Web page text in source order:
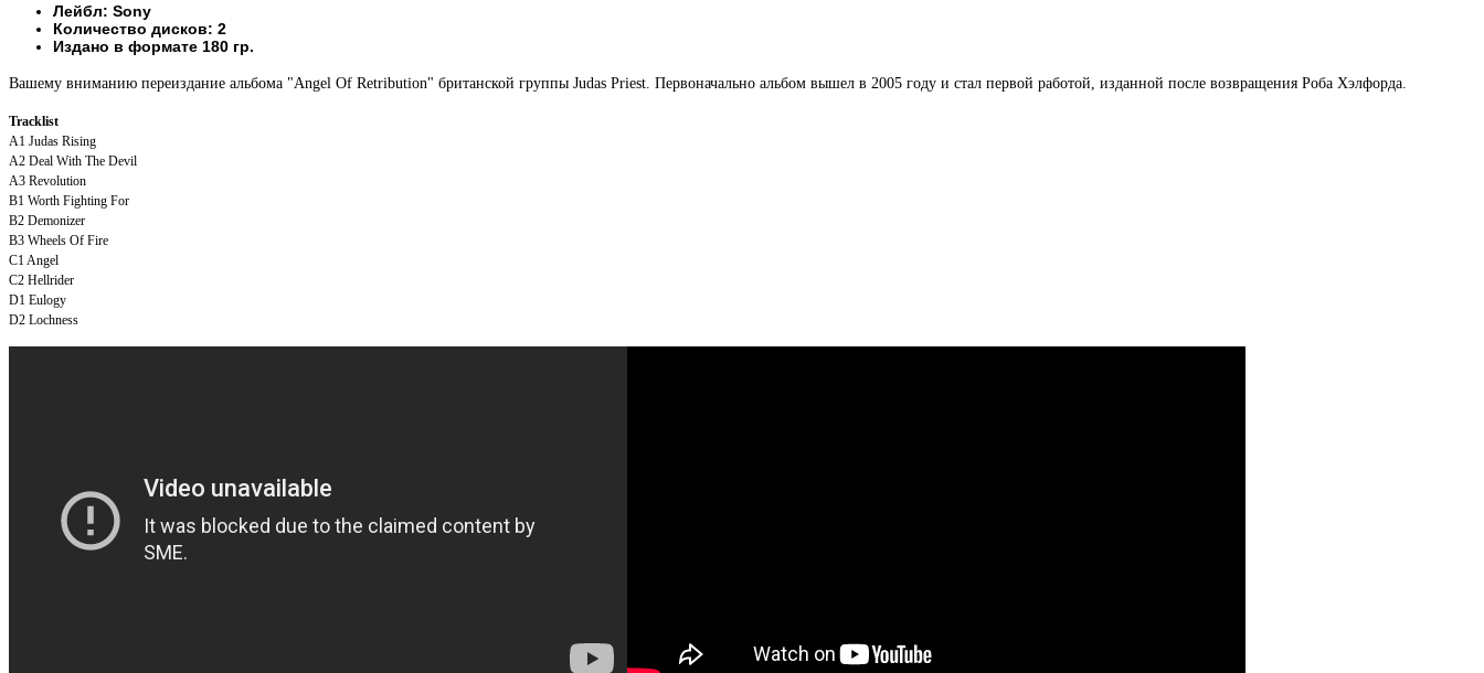
Лейбл: Sony
Количество дисков: 2
Издано в формате 180 гр.
Вашему вниманию переиздание альбома "Angel Of Retribution" британской группы Judas Priest. Первоначально альбом вышел в 2005 году и стал первой работой, изданной после возвращения Роба Хэлфорда.
Tracklist
A1 Judas Rising
A2 Deal With The Devil
A3 Revolution
B1 Worth Fighting For
B2 Demonizer
B3 Wheels Of Fire
C1Angel
C2 Hellrider
D1 Eulogy
D2 Lochness